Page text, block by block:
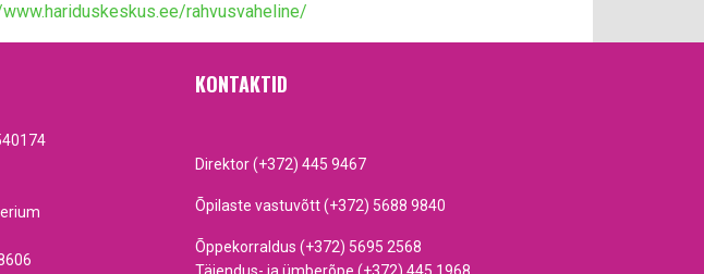
rahvusvaheline/
KONTAKTID
Direktor (+372) 445 9467
Õpilaste vastuvõtt (+372) 5688 9840
Õppekorraldus (+372) 5695 2568